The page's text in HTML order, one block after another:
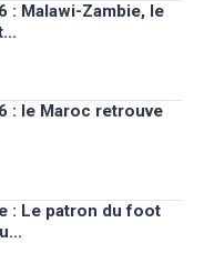
: Malawi-Zambie, le
: le Maroc retrouve
: Le patron du foot